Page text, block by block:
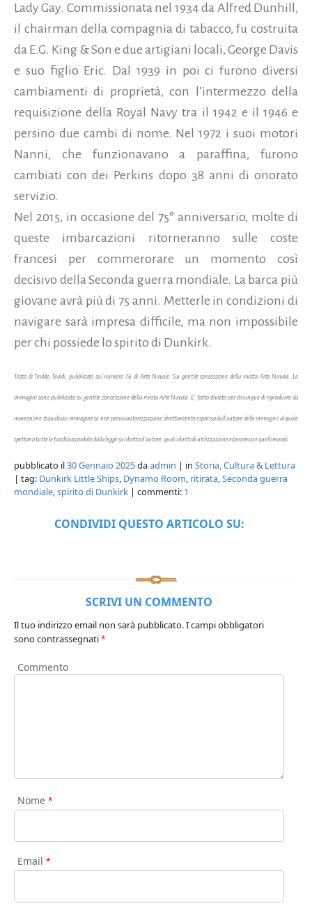
Lady Gay. Commissionata nel 1934 da Alfred Dunhill,
il chairman della compagnia di tabacco, fu costruita
da E.G. King & Son e due artigiani locali, George Davis
e suo figlio Eric. Dal 1939 in poi ci furono diversi
cambiamenti di proprietà, con l’intermezzo della
requisizione della Royal Navy tra il 1942 e il 1946 e
persino due cambi di nome. Nel 1972 i suoi motori
Nanni, che funzionavano a paraffina, furono
cambiati con dei Perkins dopo 38 anni di onorato
servizio.
Nel 2015, in occasione del 75° anniversario, molte di
queste imbarcazioni ritorneranno sulle coste
francesi per commerorare un momento così
decisivo della Seconda guerra mondiale. La barca più
giovane avrà più di 75 anni. Metterle in condizioni di
navigare sarà impresa difficile, ma non impossibile
per chi possiede lo spirito di Dunkirk.
Testo di Tealdo Tealdi, pubblicato sulnumero 76 di Arte Navale. Su gentile concessione della rivista Arte Navale. Le
immagini sono pubblicate su gentile concessione della rivista Arte Navale. E' fatto divieto per chiunque di riprodurre da
mareonline.it qualsiasi immagine se non previa autorizzazione direttamente espressa dall'autore delle immagini al quale
spettano tutte le facoltà accordate dalla legge sul diritto d'autore, quali i diritti di utilizzazione economica e quelli morali.
pubblicato il30 Gennaio 2025daadmin | in Storia, Cultura & Lettura
| tag: Dunkirk Little Ships, Dynamo Room, ritirata,Seconda guerra
mondiale,spirito di Dunkirk | commenti: 1
CONDIVIDI QUESTO ARTICOLO SU:
SCRIVI UN COMMENTO
Il tuo indirizzo email non sarà pubblicato.I campi obbligatori
sono contrassegnati*
Commento
Nome *
Email *